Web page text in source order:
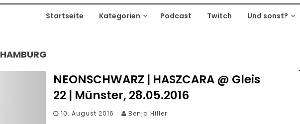
Startseite Kategorien Podcast Twitch Und sonst?
HAMBURG
NEONSCHWARZ | HASZCARA @ Gleis
22 | Münster, 28.05.2016
10. August 2016 Benja Hiller